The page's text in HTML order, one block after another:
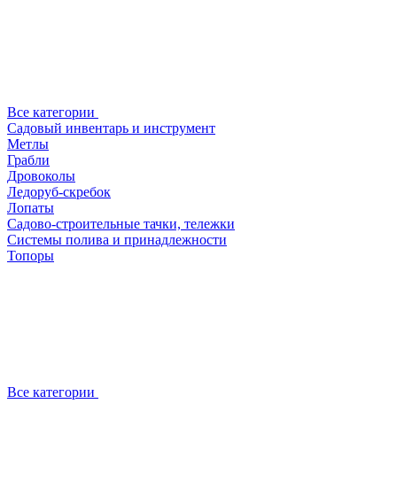
Все категории
Садовый инвентарь и инструмент
Метлы
Грабли
Дровоколы
Ледоруб-скребок
Лопаты
Садово-строительные тачки, тележки
Системы полива и принадлежности
Топоры
Все категории